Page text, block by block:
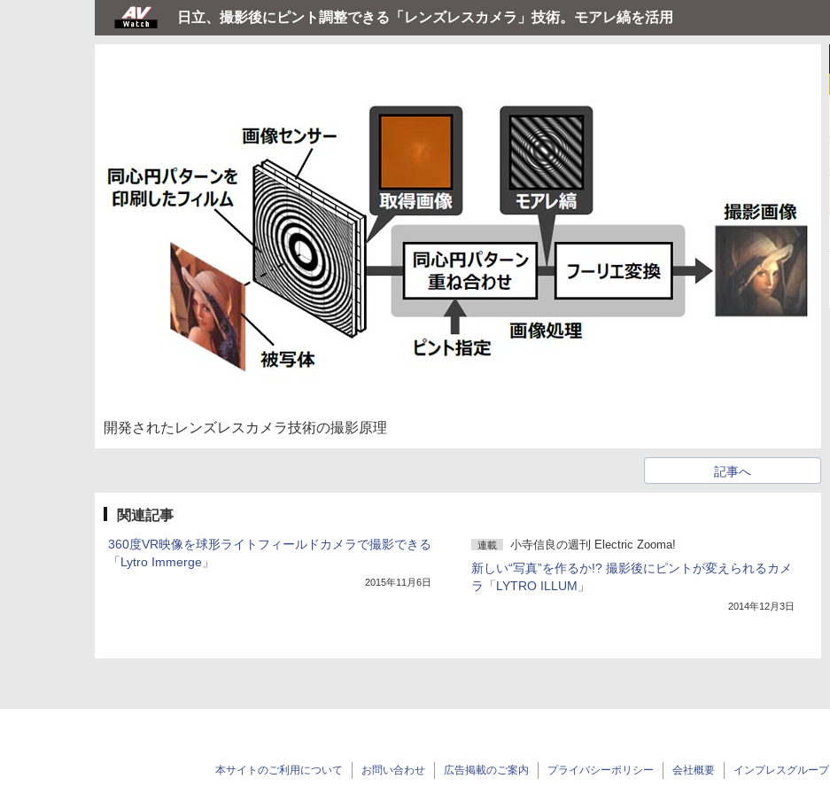
日立、撮影後にピント調整できる「レンズレスカメラ」技術。モアレ縞を活用
開発されたレンズレスカメラ技術の撮影原理
記事へ
関連記事
360度VR映像を球形ライトフィールドカメラで撮影できる
「Lytro Immerge」
2015年11月6日
連載 小寺信良の週刊 Electric Zooma!
新しい“写真”を作るか!? 撮影後にピントが変えられるカメ
ラ「LYTRO ILLUM」
2014年12月3日
本サイトのご利用について お問い合わせ 広告掲載のご案内 プライバシーポリシー 会社概要 インプレスグループ